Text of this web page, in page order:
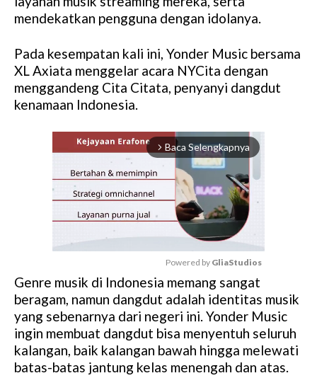
mendekatkan pengguna dengan idolanya.
Pada kesempatan kali ini, Yonder Music bersama
XL Axiata menggelar acara NYCita dengan
menggandeng Cita Citata, penyanyi dangdut
kenamaan Indonesia.
arrow_forward_ios Baca Selengkapnya
M
u
t
e
Powered by GliaStudios
Genre musik di Indonesia memang sangat
beragam, namun dangdut adalah identitas musik
yang sebenarnya dari negeri ini. Yonder Music
ingin membuat dangdut bisa menyentuh seluruh
kalangan, baik kalangan bawah hingga melewati
batas-batas jantung kelas menengah dan atas.